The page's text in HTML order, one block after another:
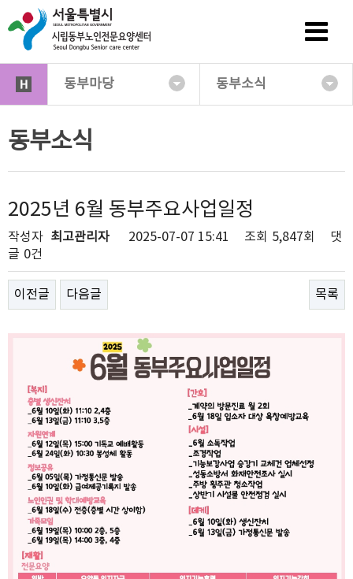
동부마당 동부소식
동부소식
2025년 6월 동부주요사업일정
작성자 최고관리자 2025-07-07 15:41 조회 5,847회
댓
글 0건
이전글 다음글 목록